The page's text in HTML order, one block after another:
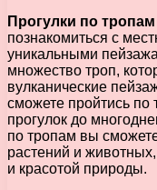
Прогулки по тропам
познакомиться с
уникальными
множество троп,
вулканические
сможете пройтись по
прогулок до
по тропам вы
растений и
и красотой природы.